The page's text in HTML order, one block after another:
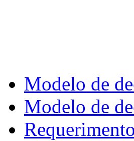
Modelo de
Modelo de